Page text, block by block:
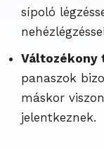
sípoló
Változékony
panaszok
máskor
jelentkeznek.